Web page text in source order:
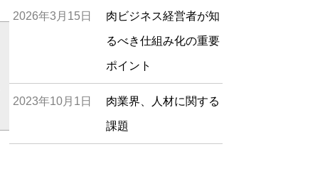
2026年3月15日 肉ビジネス経営者が知
るべき仕組み化の重要
ポイント
2023年10月1日 肉業界、人材に関する
課題